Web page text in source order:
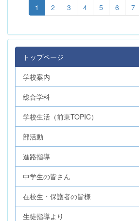
1 2 3 4 5 6 7
トップページ
学校案内
総合学科
学校生活（前東TOPIC）
部活動
進路指導
中学生の皆さん
在校生・保護者の皆様
生徒指導より